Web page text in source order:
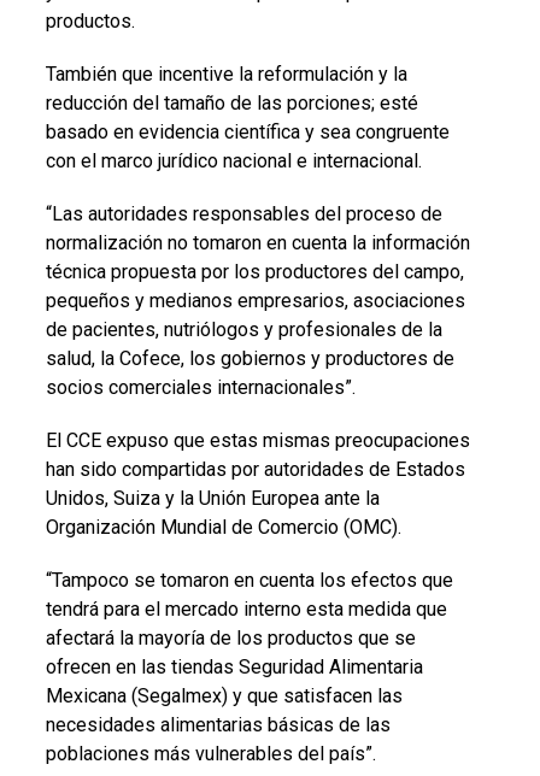
productos.
También que incentive la reformulación y la
reducción del tamaño de las porciones; esté
basado en evidencia científica y sea congruente
con el marco jurídico nacional e internacional.
“Las autoridades responsables del proceso de
normalización no tomaron en cuenta la información
técnica propuesta por los productores del campo,
pequeños y medianos empresarios, asociaciones
de pacientes, nutriólogos y profesionales de la
salud, la Cofece, los gobiernos y productores de
socios comerciales internacionales”.
El CCE expuso que estas mismas preocupaciones
han sido compartidas por autoridades de Estados
Unidos, Suiza y la Unión Europea ante la
Organización Mundial de Comercio (OMC).
“Tampoco se tomaron en cuenta los efectos que
tendrá para el mercado interno esta medida que
afectará la mayoría de los productos que se
ofrecen en las tiendas Seguridad Alimentaria
Mexicana (Segalmex) y que satisfacen las
necesidades alimentarias básicas de las
poblaciones más vulnerables del país”.